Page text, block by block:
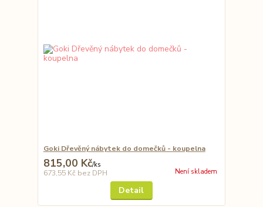
Goki Dřevěný nábytek do domečků - koupelna
815,00 Kč/ks
673,55 Kč bez DPH Není skladem
Detail